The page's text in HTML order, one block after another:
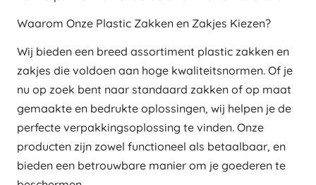
Waarom Onze Plastic Zakken en Zakjes Kiezen?
Wij bieden een breed assortiment plastic zakken en
zakjes die voldoen aan hoge kwaliteitsnormen. Of je
nu op zoek bent naar standaard zakken of op maat
gemaakte en bedrukte oplossingen, wij helpen je de
perfecte verpakkingsoplossing te vinden. Onze
producten zijn zowel functioneel als betaalbaar, en
bieden een betrouwbare manier om je goederen te